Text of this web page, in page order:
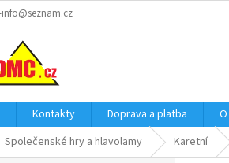
Kontakty Doprava a platba
Společenské hry a hlavolamy Karetní